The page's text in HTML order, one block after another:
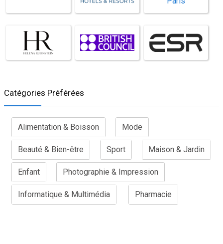
Catégories Préférées
Alimentation & Boisson Mode
Beauté & Bien-être Sport Maison & Jardin
Enfant Photographie & Impression
Informatique & Multimédia Pharmacie